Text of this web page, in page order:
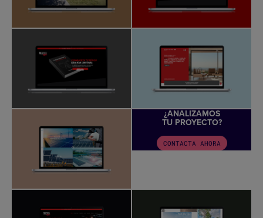
¿ANALIZAMOS
TU PROYECTO?
CONTACTA AHORA